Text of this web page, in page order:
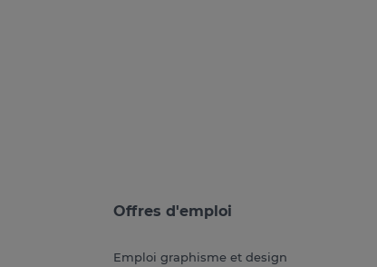
Offres d'emploi
Emploi graphisme et design